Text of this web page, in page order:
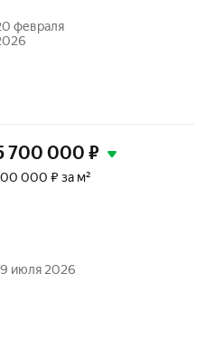
февраля
700 000 ₽
000 ₽ за м²
июля 2026